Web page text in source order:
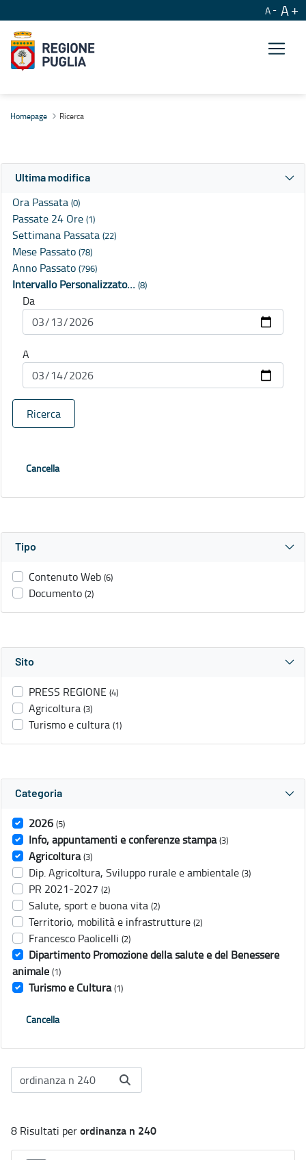
A A
Homepage Ricerca
Ultima modifica
Ora Passata (0)
Passate 24 Ore (1)
Settimana Passata (22)
Mese Passato (78)
Anno Passato (796)
Intervallo Personalizzato… (8)
Da
A
Ricerca
Cancella
Tipo
Contenuto Web (6)
Documento (2)
Sito
PRESS REGIONE (4)
Agricoltura (3)
Turismo e cultura (1)
Categoria
2026 (5)
Info, appuntamenti e conferenze stampa (3)
Agricoltura (3)
Dip. Agricoltura, Sviluppo rurale e ambientale (3)
PR 2021-2027 (2)
Salute, sport e buona vita (2)
Territorio, mobilità e infrastrutture (2)
Francesco Paolicelli (2)
Dipartimento Promozione della salute e del Benessere
animale (1)
Turismo e Cultura (1)
Cancella
8 Risultati perordinanza n 240